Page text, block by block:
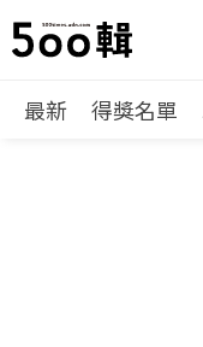
最新 得獎名單